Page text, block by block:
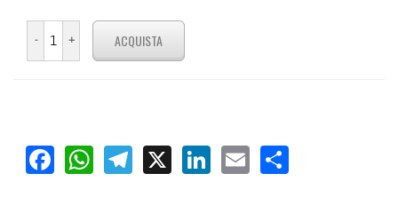
Facebook
WhatsApp
Telegram
X LinkedIn
Email